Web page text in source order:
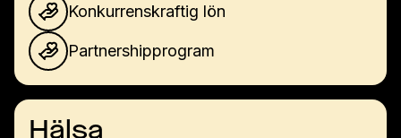
Konkurrenskraftig lön
Partnershipprogram
Hälsa